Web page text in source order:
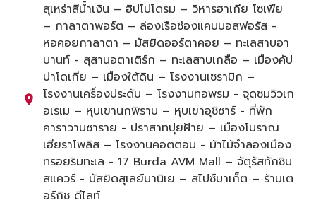
สุเหร่าสีน้ำเงิน – ฮิปโปโดรม – วิหารฮาเกีย โซเฟีย
– กาลาตาพอร์ต – ล่องเรือช่องแคบบอสฟอรัส -
หอคอยกาลาตา – มัสยิดออร์ตาคอย – ทะเลสาบอา
บานท์ - สุสานอตาเติร์ก – ทะเลสาบเกลือ – เมืองคัป
ปาโดเกีย – เมืองใต้ดิน – โรงงานเซรามิก –
โรงงานเครื่องประดับ – โรงงานทอพรม - จุดชมวิวเก
อเรเม – หุบเขานกพิราบ – หุบเขาอุชิซาร์ - ที่พัก
คาราวานซาราย - ปราสาทปุยฝ้าย – เมืองโบราณ
เฮียราโพลิส – โรงงานคอตตอน - ม้าไม้จำลองเมือง
ทรอยริมทะเล - 17 Burda AVM Mall – จัตุรัสทักซิม
สแควร์ - มัสยิดสุเลย์มานิเย – สไปซ์มาเก็ต – ร้านเต
อร์กิช ดีไลท์